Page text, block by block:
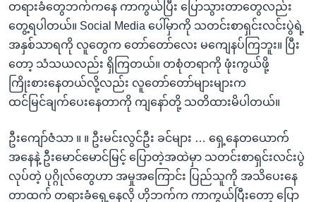
တရားခံတွေဘက်ကနေ ကာကွယ်ပြီး ပြောသွားတာတွေလည်း
တွေ့ရပါတယ်။ Social Media ပေါ်မှာကို သတင်းစာရှင်းလင်းပွဲရဲ့
အနှစ်သာရကို လူတွေက တော်တော်လေး မကျေနပ်ကြဘူး။ ပြီး
တော့ သံသယလည်း ရှိကြတယ်။ တစုံတရာကို ဖုံးကွယ်ဖို့
ကြိုးစားနေတယ်လို့လည်း လူတော်တော်များများက
ထင်မြင်ချက်ပေးနေတာကို ကျနော်တို့ သတိထားမိပါတယ်။
ဦးကျော်ဇံသာ ။ ။ ဦးမင်းလွင်ဦး ခင်များ … ရှေ့နေတယောက်
အနေနဲ့ ဦးမောင်မောင်မြင့် ပြောတဲ့အထဲမှာ သတင်းစာရှင်းလင်းပွဲ
လုပ်တဲ့ ပုဂ္ဂိုလ်တွေဟာ အမှုအကြောင်း ပြည်သူကို အသိပေးနေ
တာထက် တရားခံရှေ့နေလို ဟိုဘက်က ကာကွယ်ပြီးတော့ ပြော